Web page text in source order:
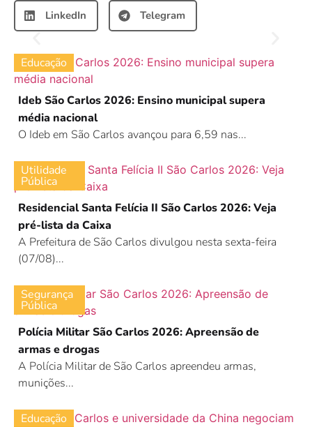
LinkedIn Telegram
Educação
Ideb São Carlos 2026: Ensino municipal supera
média nacional
O Ideb em São Carlos avançou para 6,59 nas...
Utilidade
Pública
Residencial Santa Felícia II São Carlos 2026: Veja
pré-lista da Caixa
A Prefeitura de São Carlos divulgou nesta sexta-feira
(07/08)...
Segurança
Pública
Polícia Militar São Carlos 2026: Apreensão de
armas e drogas
A Polícia Militar de São Carlos apreendeu armas,
munições...
Educação